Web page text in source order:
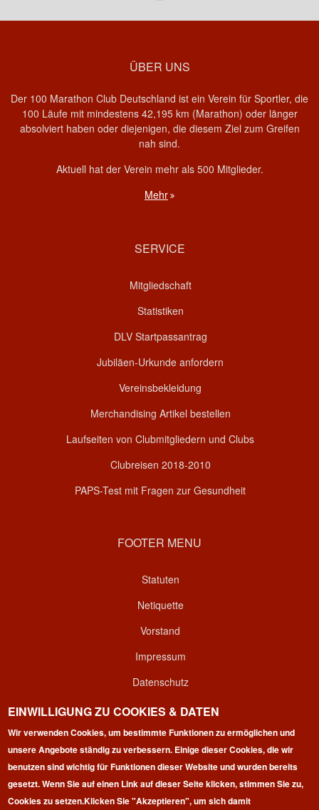
ÜBER UNS
Der 100 Marathon Club Deutschland ist ein Verein für Sportler, die
100 Läufe mit mindestens 42,195 km (Marathon) oder länger
absolviert haben oder diejenigen, die diesem Ziel zum Greifen
nah sind.
Aktuell hat der Verein mehr als 500 Mitglieder.
Mehr
SERVICE
Mitgliedschaft
Statistiken
DLV Startpassantrag
Jubiläen-Urkunde anfordern
Vereinsbekleidung
Merchandising Artikel bestellen
Laufseiten von Clubmitgliedern und Clubs
Clubreisen 2018-2010
PAPS-Test mit Fragen zur Gesundheit
FOOTER MENU
Statuten
Netiquette
Vorstand
Impressum
Datenschutz
Kontakt
Login
EINWILLIGUNG ZU COOKIES & DATEN
Wir verwenden Cookies, um bestimmte Funktionen zu ermöglichen und
unsere Angebote ständig zu verbessern. Einige dieser Cookies, die wir
benutzen sind wichtig für Funktionen dieser Website und wurden bereits
gesetzt. Wenn Sie auf einen Link auf dieser Seite klicken, stimmen Sie zu,
Cookies zu setzen.Klicken Sie "Akzeptieren", um sich damit